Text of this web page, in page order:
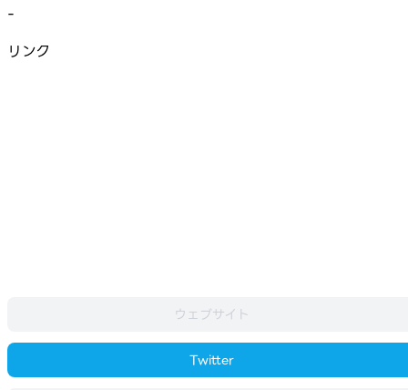
-
リンク
ウェブサイト
Twitter